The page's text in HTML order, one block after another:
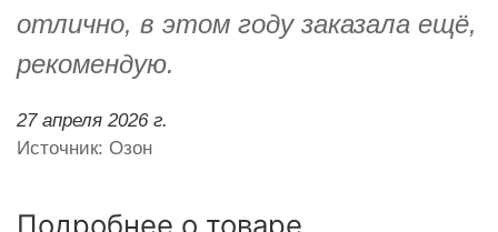
отлично, в этом году заказала ещё,
рекомендую.
27 апреля 2026 г.
Источник: Озон
Подробнее о товаре